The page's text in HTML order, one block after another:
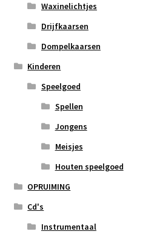
Waxinelichtjes
Drijfkaarsen
Dompelkaarsen
Kinderen
Speelgoed
Spellen
Jongens
Meisjes
Houten speelgoed
OPRUIMING
Cd's
Instrumentaal